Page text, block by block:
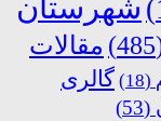
شهرستان
مقالات
(18)
گالری
(53)